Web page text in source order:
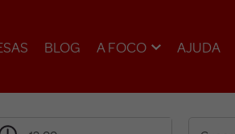
BLOG A FOCO AJUDA